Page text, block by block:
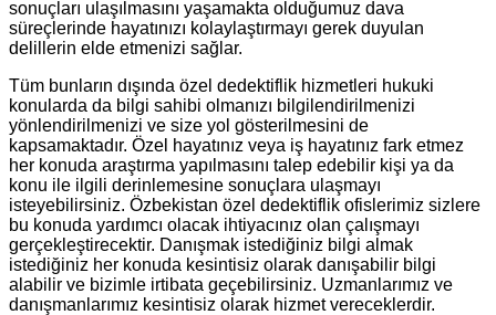
sonuçları ulaşılmasını yaşamakta olduğumuz dava
süreçlerinde hayatınızı kolaylaştırmayı gerek duyulan
delillerin elde etmenizi sağlar.
Tüm bunların dışında özel dedektiflik hizmetleri hukuki
konularda da bilgi sahibi olmanızı bilgilendirilmenizi
yönlendirilmenizi ve size yol gösterilmesini de
kapsamaktadır. Özel hayatınız veya iş hayatınız fark etmez
her konuda araştırma yapılmasını talep edebilir kişi ya da
konu ile ilgili derinlemesine sonuçlara ulaşmayı
isteyebilirsiniz. Özbekistan özel dedektiflik ofislerimiz sizlere
bu konuda yardımcı olacak ihtiyacınız olan çalışmayı
gerçekleştirecektir. Danışmak istediğiniz bilgi almak
istediğiniz her konuda kesintisiz olarak danışabilir bilgi
alabilir ve bizimle irtibata geçebilirsiniz. Uzmanlarımız ve
danışmanlarımız kesintisiz olarak hizmet vereceklerdir.